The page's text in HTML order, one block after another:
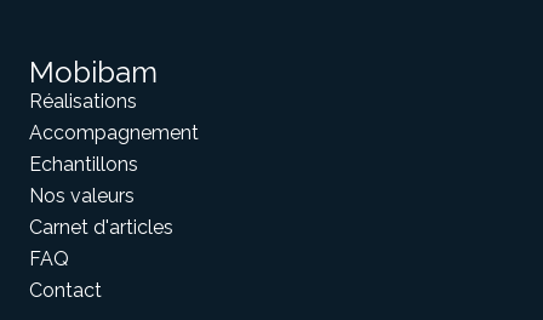
Mobibam
Réalisations
Accompagnement
Echantillons
Nos valeurs
Carnet d'articles
FAQ
Contact